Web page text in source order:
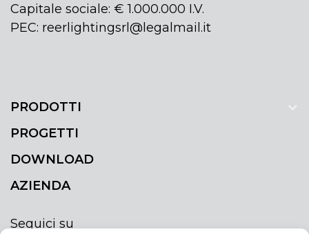
Capitale sociale: € 1.000.000 I.V.
PEC: reerlightingsrl@legalmail.it
PRODOTTI
PROGETTI
DOWNLOAD
AZIENDA
Seguici su